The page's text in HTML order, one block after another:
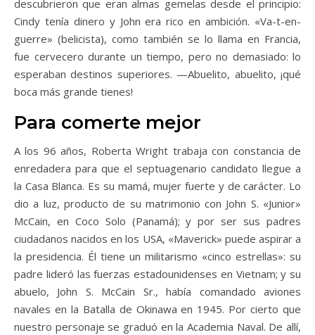
descubrieron que eran almas gemelas desde el principio:
Cindy tenía dinero y John era rico en ambición. «Va-t-en-
guerre» (belicista), como también se lo llama en Francia,
fue cervecero durante un tiempo, pero no demasiado: lo
esperaban destinos superiores. —Abuelito, abuelito, ¡qué
boca más grande tienes!
Para comerte mejor
A los 96 años, Roberta Wright trabaja con constancia de
enredadera para que el septuagenario candidato llegue a
la Casa Blanca. Es su mamá, mujer fuerte y de carácter. Lo
dio a luz, producto de su matrimonio con John S. «Junior»
McCain, en Coco Solo (Panamá); y por ser sus padres
ciudadanos nacidos en los USA, «Maverick» puede aspirar a
la presidencia. Él tiene un militarismo «cinco estrellas»: su
padre lideró las fuerzas estadounidenses en Vietnam; y su
abuelo, John S. McCain Sr., había comandado aviones
navales en la Batalla de Okinawa en 1945. Por cierto que
nuestro personaje se graduó en la Academia Naval. De allí,